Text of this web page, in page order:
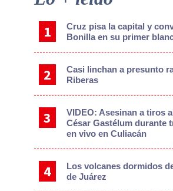
Cruz pisa la capital y
Bonilla en su primer
Casi linchan a presunto
Riberas
VIDEO: Asesinan a tiros
César Gastélum durante
en vivo en Culiacán
Los volcanes dormidos
de Juárez